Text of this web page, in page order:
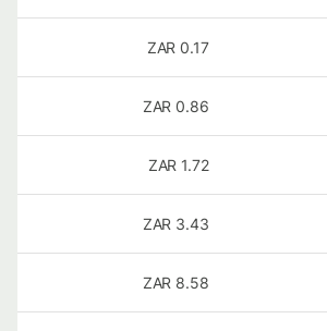
0.17
ZAR
0.86
ZAR
1.72
ZAR
3.43
ZAR
8.58
ZAR